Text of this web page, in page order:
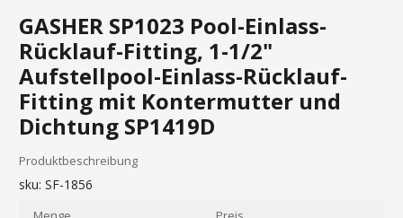
GASHER SP1023 Pool-Einlass-
Rücklauf-Fitting, 1-1/2"
Aufstellpool-Einlass-Rücklauf-
Fitting mit Kontermutter und
Dichtung SP1419D
Produktbeschreibung
sku: SF-1856